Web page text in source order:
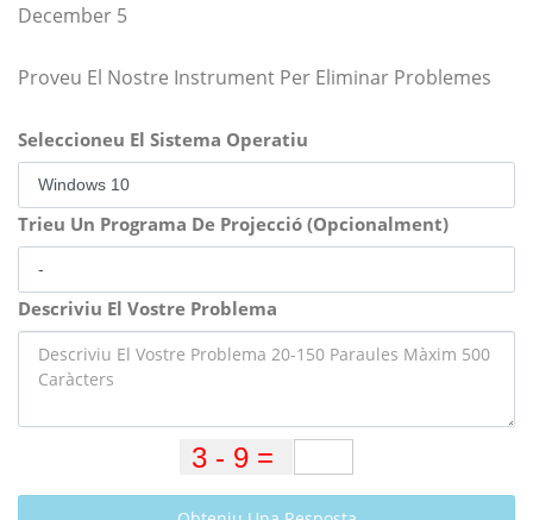
December 5
Proveu El Nostre Instrument Per Eliminar Problemes
Seleccioneu El Sistema Operatiu
Trieu Un Programa De Projecció (Opcionalment)
Descriviu El Vostre Problema